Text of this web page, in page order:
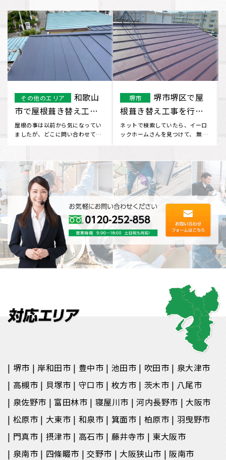
豊中市
豊中市で屋根
塗装工事を行いまし
た。
外から見ると自宅の屋根の塗装が
気になり、 ネットで色んな会社を
寝屋川市
寝屋川市 S様
屋根重ね葺き工事にな
ります。
ホームページを見つけてお問い合
わせしました。工事について不安
堺市 岸和田市 豊中市 池田市 吹田市
泉大津市
高槻市
貝塚市 守口市 枚方市 茨木市
八尾市
泉佐野市
富田林市 寝屋川市 河内長野市
大阪市
松原市
大東市 和泉市 箕面市 柏原市
羽曳野市
門真市
摂津市 高石市 藤井寺市
東大阪市
泉南市
四條畷市 交野市 大阪狭山市
阪南市